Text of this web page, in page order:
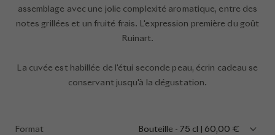
assemblage avec une jolie complexité aromatique, entre des
notes grillées et un fruité frais. L'expression première du goût
Ruinart.
La cuvée est habillée de l'étui seconde peau, écrin cadeau se
conservant jusqu'à la dégustation.
Format bouteille - 75 cl | 60,00 €